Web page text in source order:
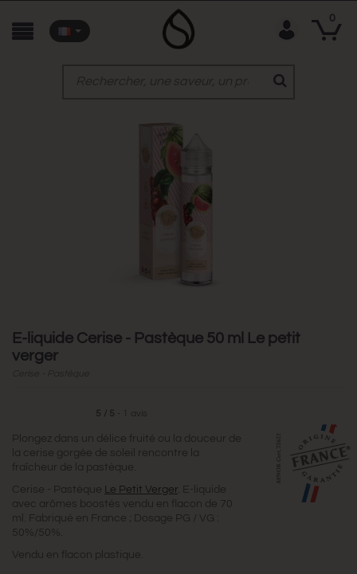
0
E-liquide Cerise - Pastèque 50 ml Le petit
verger
5 / 5 1 avis
Plongez dans un délice fruité ou la douceur de
la cerise gorgée de soleil rencontre la
fraîcheur de la pastèque.
Cerise - Pastèque Le Petit Verger. E-liquide
avec arômes boostés vendu en flacon de 70
ml. Fabriqué en France ; Dosage PG / VG :
50%/50%.
Vendu en flacon plastique.